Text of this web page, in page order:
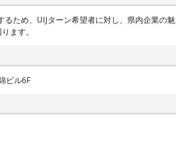
るため、UIJターン希望者に対し、県内企業の
ます。
ビル6F